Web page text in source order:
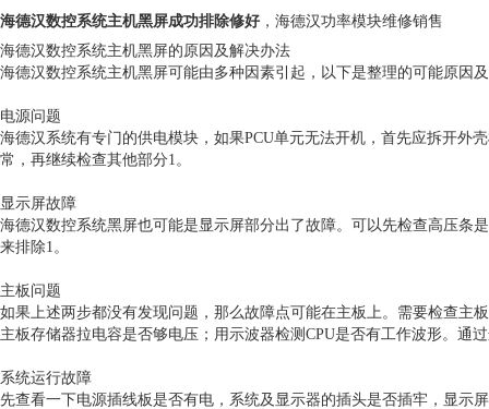
海德汉数控系统主机黑屏成功排除修好 ，海德汉功率模块维修销售
海德汉数控系统主机黑屏的原因及解决办法
海德汉数控系统主机黑屏可能由多种因素引起，以下是整理的可能原因
电源问题
海德汉系统有专门的供电模块，如果PCU单元无法开机，首先应拆开外
常，再继续检查其他部分1。
显示屏故障
海德汉数控系统黑屏也可能是显示屏部分出了故障。可以先检查高压条
来排除1。
主板问题
如果上述两步都没有发现问题，那么故障点可能在主板上。需要检查主
主板存储器拉电容是否够电压；用示波器检测CPU是否有工作波形。通
系统运行故障
先查看一下电源插线板是否有电，系统及显示器的插头是否插牢，显示